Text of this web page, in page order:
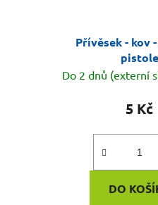
Přívěsek - kov
pistole
Do 2 dnů (externí
5 Kč
DO